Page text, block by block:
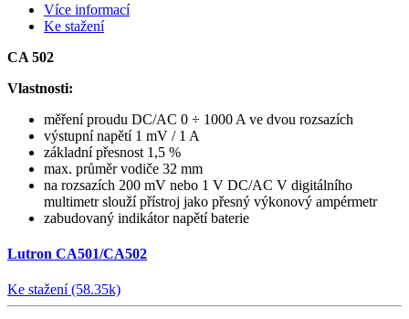
Více informací
Ke stažení
CA 502
Vlastnosti:
měření proudu DC/AC 0 ÷ 1000 A ve dvou rozsazích
výstupní napětí 1 mV / 1 A
základní přesnost 1,5 %
max. průměr vodiče 32 mm
na rozsazích 200 mV nebo 1 V DC/AC V digitálního
multimetr slouží přístroj jako přesný výkonový ampérmetr
zabudovaný indikátor napětí baterie
Lutron CA501/CA502
Ke stažení (58.35k)